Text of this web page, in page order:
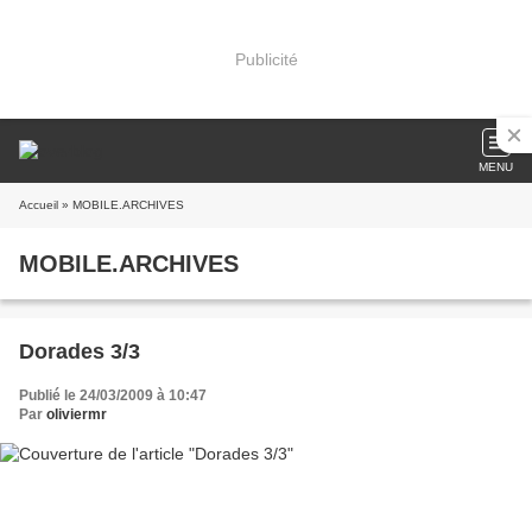
Publicité
MENU
Accueil » MOBILE.ARCHIVES
MOBILE.ARCHIVES
Dorades 3/3
Publié le 24/03/2009 à 10:47
Par oliviermr